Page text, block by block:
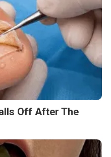
Off After The